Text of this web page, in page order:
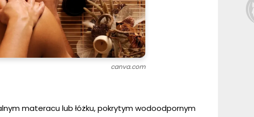
canva.com
materacu lub łóżku, pokrytym wodoodpornym